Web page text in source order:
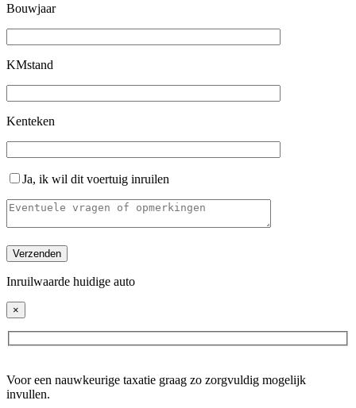
Bouwjaar
KMstand
Kenteken
Ja, ik wil dit voertuig inruilen
Inruilwaarde huidige auto
×
Voor een nauwkeurige taxatie graag zo zorgvuldig mogelijk
invullen.